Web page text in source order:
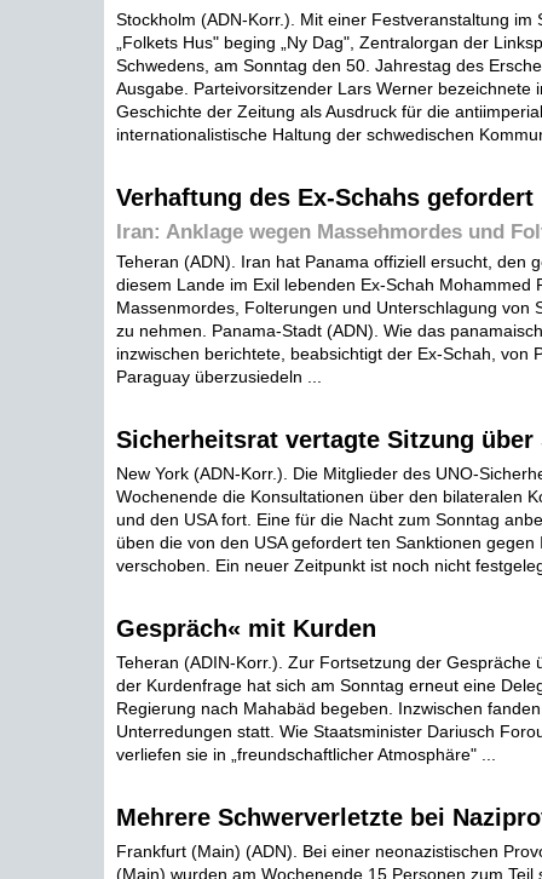
Stockholm (ADN-Korr.). Mit einer Festveranstaltung im
„Folkets Hus" beging „Ny Dag", Zentralorgan der
Schwedens, am Sonntag den 50. Jahrestag des
Ausgabe. Parteivorsitzender Lars Werner bezeichnete
Geschichte der Zeitung als Ausdruck für die
internationalistische Haltung der schwedischen
Verhaftung des Ex-Schahs gefordert
Iran: Anklage wegen Massehmordes und
Teheran (ADN). Iran hat Panama offiziell ersucht, den
diesem Lande im Exil lebenden Ex-Schah Mohammed
Massenmordes, Folterungen und Unterschlagung von
zu nehmen. Panama-Stadt (ADN). Wie das
inzwischen berichtete, beabsichtigt der Ex-Schah, von
Paraguay überzusiedeln ...
Sicherheitsrat vertagte Sitzung über
New York (ADN-Korr.). Die Mitglieder des UNO-
Wochenende die Konsultationen über den bilateralen
und den USA fort. Eine für die Nacht zum Sonntag
üben die von den USA gefordert ten Sanktionen gegen
verschoben. Ein neuer Zeitpunkt ist noch nicht
Gespräch« mit Kurden
Teheran (ADIN-Korr.). Zur Fortsetzung der Gespräche
der Kurdenfrage hat sich am Sonntag erneut eine
Regierung nach Mahabäd begeben. Inzwischen
Unterredungen statt. Wie Staatsminister Dariusch
verliefen sie in „freundschaftlicher Atmosphäre" ...
Mehrere Schwerverletzte bei
Frankfurt (Main) (ADN). Bei einer neonazistischen
(Main) wurden am Wochenende 15 Personen zum Teil